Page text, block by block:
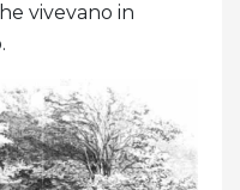
vivevano in